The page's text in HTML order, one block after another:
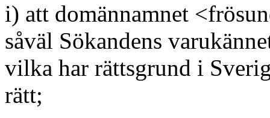
i) att domännamnet
såväl Sökandens
vilka har rättsgrund i
rätt;